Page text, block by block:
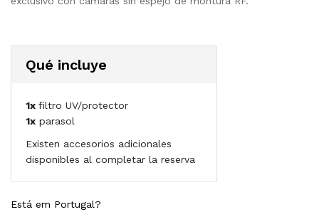
Está em Portugal?
Qué incluye
1x filtro UV/protector
1x parasol
Existen accesorios adicionales
disponibles al completar la reserva